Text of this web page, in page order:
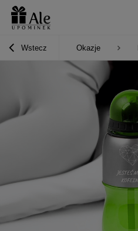
Wstecz Okazje